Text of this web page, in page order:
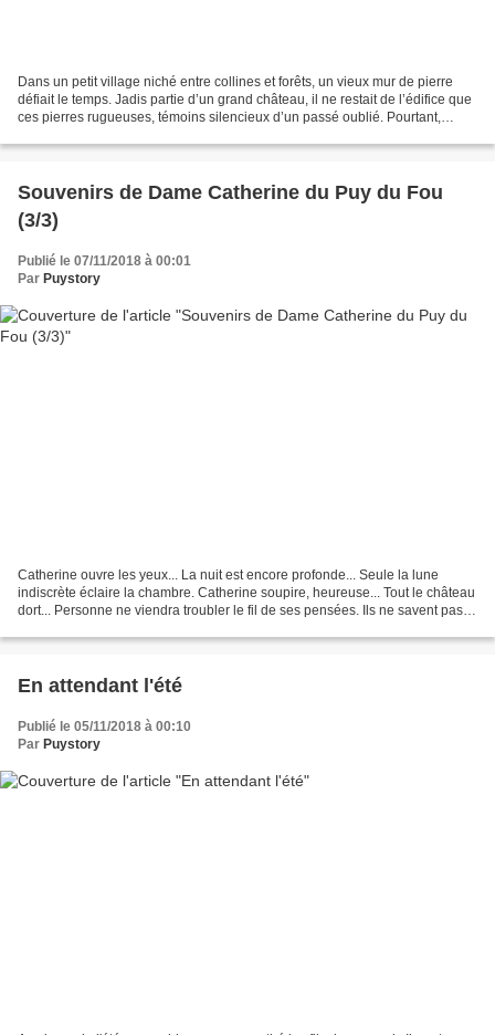
Dans un petit village niché entre collines et forêts, un vieux mur de pierre
défiait le temps. Jadis partie d’un grand château, il ne restait de l’édifice que
ces pierres rugueuses, témoins silencieux d’un passé oublié. Pourtant,
Souvenirs de Dame Catherine du Puy du Fou
(3/3)
Publié le 07/11/2018 à 00:01
Par Puystory
Catherine ouvre les yeux... La nuit est encore profonde... Seule la lune
indiscrète éclaire la chambre. Catherine soupire, heureuse... Tout le château
dort... Personne ne viendra troubler le fil de ses pensées. Ils ne savent pas
En attendant l'été
Publié le 05/11/2018 à 00:10
Par Puystory